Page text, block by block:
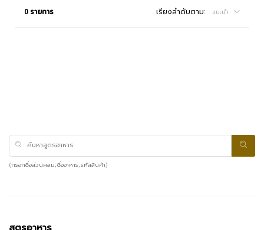
0 รายการ เรียงลำดับตาม: แนะนำ
(กรอกชื่อส่วนผสม, ชื่ออาหาร, รหัสสินค้า)
สูตรอาหาร